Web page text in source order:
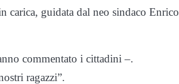
guidata dal neo sindaco Enrico
commentato i cittadini –.
ragazzi”.